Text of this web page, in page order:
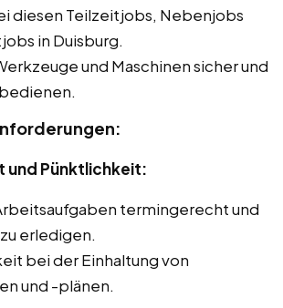
diesen Teilzeitjobs, Nebenjobs
in Duisburg.
und Maschinen sicher und
und Pünktlichkeit:
termingerecht und
erledigen.
bei der Einhaltung von
und -plänen.